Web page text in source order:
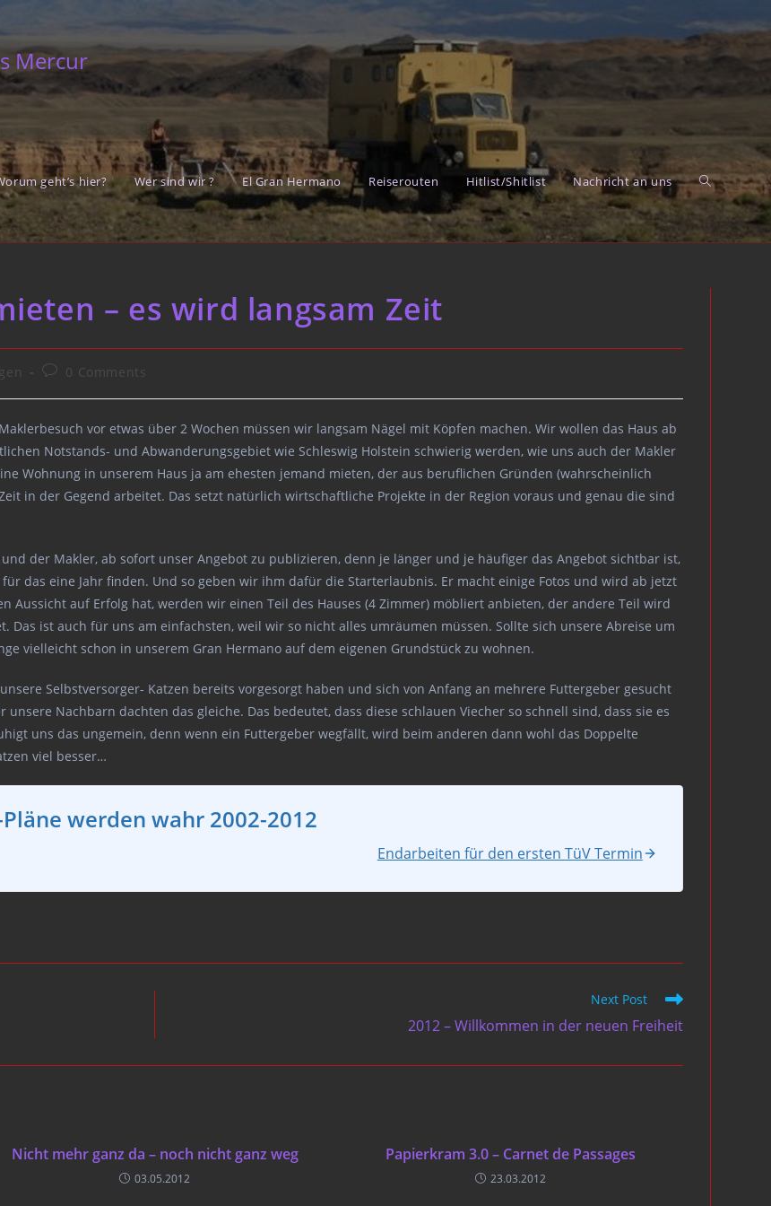
Mercur
geht’s hier? Wer sind wir ? El Gran Hermano Reiserouten Hitlist/Shitlist Nachricht an uns Toggle
– es wird langsam Zeit
Post0 Comments
vor etwas über 2 Wochen müssen wir langsam Nägel mit Köpfen machen. Wir wollen das Haus ab
Notstands- und Abwanderungsgebiet wie Schleswig Holstein schwierig werden, wie uns auch der Makler
Wohnung in unserem Haus ja am ehesten jemand mieten, der aus beruflichen Gründen (wahrscheinlich
in der Gegend arbeitet. Das setzt natürlich wirtschaftliche Projekte in der Region voraus und genau die sind
der Makler, ab sofort unser Angebot zu publizieren, denn je länger und je häufiger das Angebot sichtbar ist,
das eine Jahr finden. Und so geben wir ihm dafür die Starterlaubnis. Er macht einige Fotos und wird ab jetzt
Aussicht auf Erfolg hat, werden wir einen Teil des Hauses (4 Zimmer) möbliert anbieten, der andere Teil wird
ist auch für uns am einfachsten, weil wir so nicht alles umräumen müssen. Sollte sich unsere Abreise um
vielleicht schon in unserem Gran Hermano auf dem eigenen Grundstück zu wohnen.
Selbstversorger- Katzen bereits vorgesorgt haben und sich von Anfang an mehrere Futtergeber gesucht
Nachbarn dachten das gleiche. Das bedeutet, dass diese schlauen Viecher so schnell sind, dass sie es
uns das ungemein, denn wenn ein Futtergeber wegfällt, wird beim anderen dann wohl das Doppelte
viel besser…
Pläne werden wahr 2002-2012
Endarbeiten für den ersten TüV Termin
Next Post
2012 – Willkommen in der neuen Freiheit
Nicht mehr ganz da – noch nicht ganz weg
03.05.2012
Papierkram 3.0 – Carnet de Passages
23.03.2012